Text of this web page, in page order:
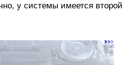
у системы имеется второй